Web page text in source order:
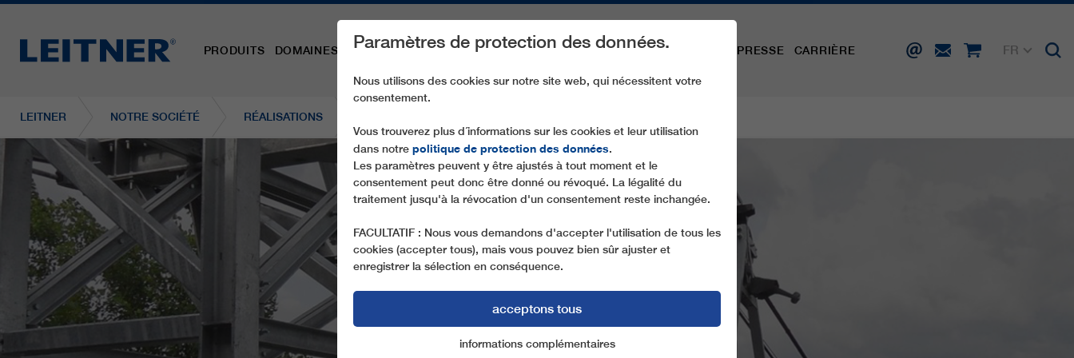
PRODUITS DOMAINES D´ACTIVITÉS PIÈCES DE RECHANGE SERVICE NOTRE SOCIÉTÉ PRESSE CARRIÈRE
FR
LEITNER NOTRE SOCIÉTÉ RÉALISATIONS
Paramètres de protection des données.
Nous utilisons des cookies sur notre site web, qui nécessitent votre
consentement.
Vous trouverez plus d´informations sur les cookies et leur utilisation
dans notre politique de protection des données.
Les paramètres peuvent y être ajustés à tout moment et le
consentement peut donc être donné ou révoqué. La légalité du
traitement jusqu'à la révocation d'un consentement reste inchangée.
FACULTATIF : Nous vous demandons d'accepter l'utilisation de tous les
cookies (accepter tous), mais vous pouvez bien sûr ajuster et
enregistrer la sélection en conséquence.
acceptons tous
cookies essentiels Marketing
informations complémentaires